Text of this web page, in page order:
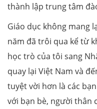
thành lập trung tâm
Giáo dục không mang
năm đã trôi qua kể từ
học trò của tôi sang
quay lại Việt Nam và
tuyệt vời hơn là các
với bạn bè, người thân